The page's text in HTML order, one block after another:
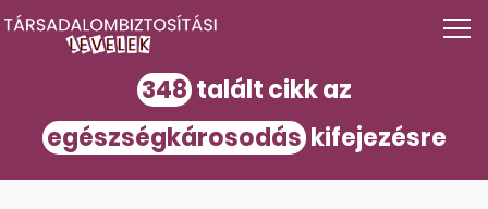
348talált cikk az
egészségkárosodáskifejezésre